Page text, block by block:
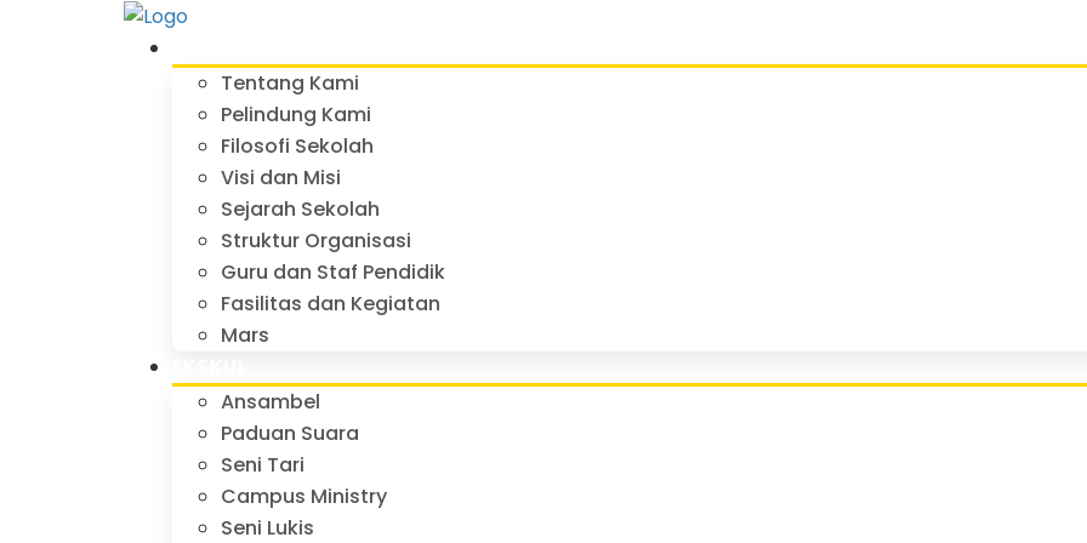
Tentang Kami
Pelindung Kami
Filosofi Sekolah
Visi dan Misi
Sejarah Sekolah
Struktur Organisasi
Guru dan Staf Pendidik
Fasilitas dan Kegiatan
Mars
Ansambel
Paduan Suara
Seni Tari
Campus Ministry
Seni Lukis